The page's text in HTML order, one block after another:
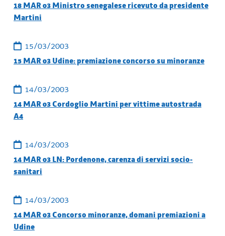
18 MAR 03 Ministro senegalese ricevuto da presidente
Martini
15/03/2003
15 MAR 03 Udine: premiazione concorso su minoranze
14/03/2003
14 MAR 03 Cordoglio Martini per vittime autostrada
A4
14/03/2003
14 MAR 03 LN: Pordenone, carenza di servizi socio-
sanitari
14/03/2003
14 MAR 03 Concorso minoranze, domani premiazioni a
Udine